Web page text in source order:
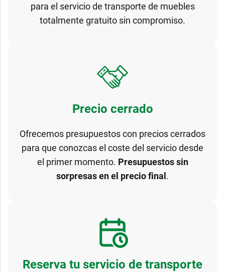
para el servicio de transporte de muebles
totalmente gratuito sin compromiso.
Precio cerrado
Ofrecemos presupuestos con precios cerrados
para que conozcas el coste del servicio desde
el primer momento. Presupuestos sin
sorpresas en el precio final.
Reserva tu servicio de transporte